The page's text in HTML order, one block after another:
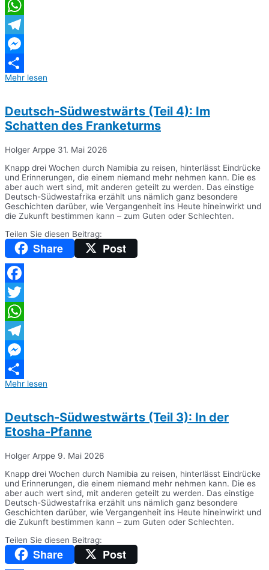
Twitter
WhatsApp
Telegram
Messenger
Teilen
Mehr lesen
Deutsch-Südwestwärts (Teil 4): Im
Schatten des Franketurms
Holger Arppe 31. Mai 2026
Knapp drei Wochen durch Namibia zu reisen, hinterlässt Eindrücke
und Erinnerungen, die einem niemand mehr nehmen kann. Die es
aber auch wert sind, mit anderen geteilt zu werden. Das einstige
Deutsch-Südwestafrika erzählt uns nämlich ganz besondere
Geschichten darüber, wie Vergangenheit ins Heute hineinwirkt und
die Zukunft bestimmen kann – zum Guten oder Schlechten.
Teilen Sie diesen Beitrag:
Share Post
Facebook
Twitter
WhatsApp
Telegram
Messenger
Teilen
Mehr lesen
Deutsch-Südwestwärts (Teil 3): In der
Etosha-Pfanne
Holger Arppe 9. Mai 2026
Knapp drei Wochen durch Namibia zu reisen, hinterlässt Eindrücke
und Erinnerungen, die einem niemand mehr nehmen kann. Die es
aber auch wert sind, mit anderen geteilt zu werden. Das einstige
Deutsch-Südwestafrika erzählt uns nämlich ganz besondere
Geschichten darüber, wie Vergangenheit ins Heute hineinwirkt und
die Zukunft bestimmen kann – zum Guten oder Schlechten.
Teilen Sie diesen Beitrag:
Share Post